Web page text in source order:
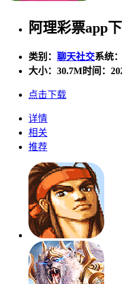
阿理彩票app
类别： 聊天社交系统
大小： 30.7M时间：
点击下载
详情
相关
推荐